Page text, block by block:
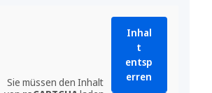
Sie müssen den Inhalt
Inhal
t
entsp
erren